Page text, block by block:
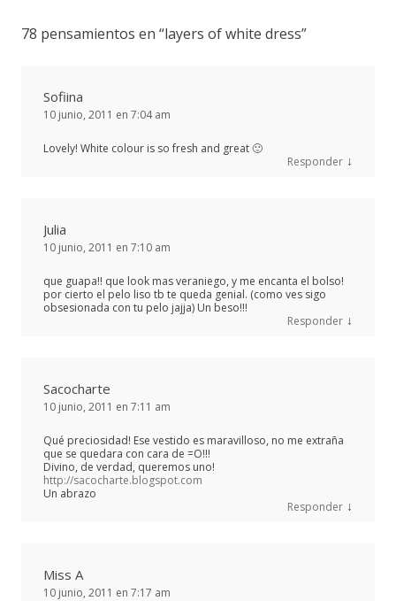
78 pensamientos en “layers of white dress”
Sofiina
10 junio, 2011 en 7:04 am
Lovely! White colour is so fresh and great 🙂
Responder ↓
Julia
10 junio, 2011 en 7:10 am
que guapa!! que look mas veraniego, y me encanta el bolso!
por cierto el pelo liso tb te queda genial. (como ves sigo
obsesionada con tu pelo jajja) Un beso!!!
Responder ↓
Sacocharte
10 junio, 2011 en 7:11 am
Qué preciosidad! Ese vestido es maravilloso, no me extraña
que se quedara con cara de =O!!!
Divino, de verdad, queremos uno!
http://sacocharte.blogspot.com
Un abrazo
Responder ↓
Miss A
10 junio, 2011 en 7:17 am